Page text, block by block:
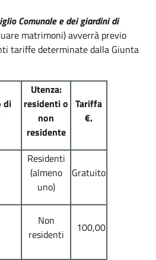
Comunale e dei giardini di
matrimoni) avverrà previo
tariffe determinate dalla Giunta
di
Utenza:
residenti o
non
residente
Tariffa
€.
Residenti
(almeno
uno)
Gratuito
Non
residenti
100,00